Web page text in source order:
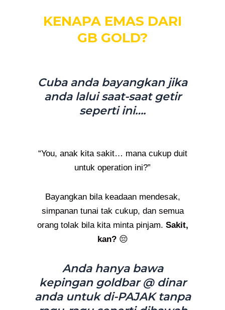
KENAPA EMAS DARI
GB GOLD?
Cuba anda bayangkan jika
anda lalui saat-saat getir
seperti ini….
“You, anak kita sakit… mana cukup duit
untuk operation ini?”
Bayangkan bila keadaan mendesak,
simpanan tunai tak cukup, dan semua
orang tolak bila kita minta pinjam. Sakit,
kan?😔
Anda hanya bawa
kepingan goldbar @ dinar
anda untuk di-PAJAK tanpa